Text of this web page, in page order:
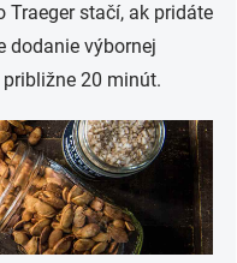
Traeger stačí, ak pridáte
dodanie výbornej
20 minút.